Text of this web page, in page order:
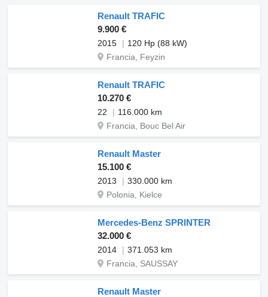
Renault TRAFIC
9.900 €
2015
120 Hp (88 kW)
Francia, Feyzin
Renault TRAFIC
10.270 €
22
116.000 km
Francia, Bouc Bel Air
Renault Master
15.100 €
2013
330.000 km
Polonia, Kielce
Mercedes-Benz SPRINTER
32.000 €
2014
371.053 km
Francia, SAUSSAY
Renault Master